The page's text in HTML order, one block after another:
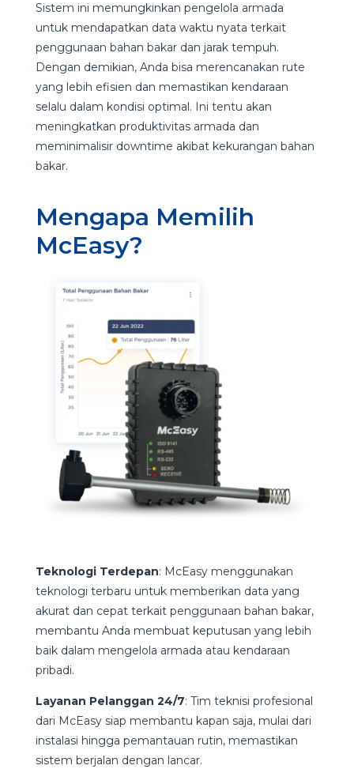
Sistem ini memungkinkan pengelola armada
untuk mendapatkan data waktu nyata terkait
penggunaan bahan bakar dan jarak tempuh.
Dengan demikian, Anda bisa merencanakan rute
yang lebih efisien dan memastikan kendaraan
selalu dalam kondisi optimal. Ini tentu akan
meningkatkan produktivitas armada dan
meminimalisir downtime akibat kekurangan bahan
bakar.
Mengapa Memilih
McEasy?
Teknologi Terdepan: McEasy menggunakan
teknologi terbaru untuk memberikan data yang
akurat dan cepat terkait penggunaan bahan bakar,
membantu Anda membuat keputusan yang lebih
baik dalam mengelola armada atau kendaraan
pribadi.
Layanan Pelanggan 24/7: Tim teknisi profesional
dari McEasy siap membantu kapan saja, mulai dari
instalasi hingga pemantauan rutin, memastikan
sistem berjalan dengan lancar.